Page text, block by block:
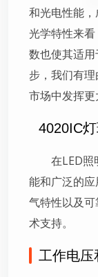
和光电性能
光学特性来
数也使其适
步，我们有
市场中发挥更
4020IC
在LED照
能和广泛的
气特性以及
术支持。
工作电压